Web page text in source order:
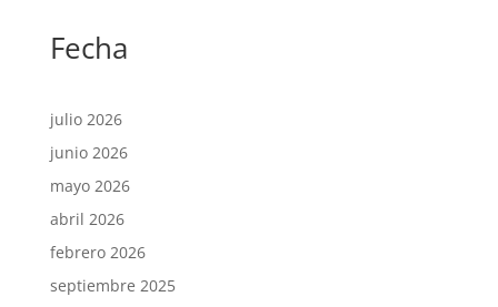
Fecha
julio 2026
junio 2026
mayo 2026
abril 2026
febrero 2026
septiembre 2025